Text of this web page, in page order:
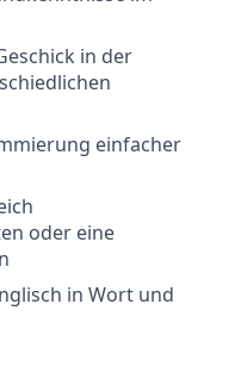
in der
einfacher
oder eine
in Wort und